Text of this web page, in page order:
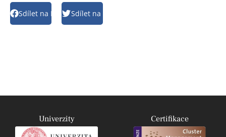
Sdílet na FacebookSdílet na Twitter
Univerzity Certifikace